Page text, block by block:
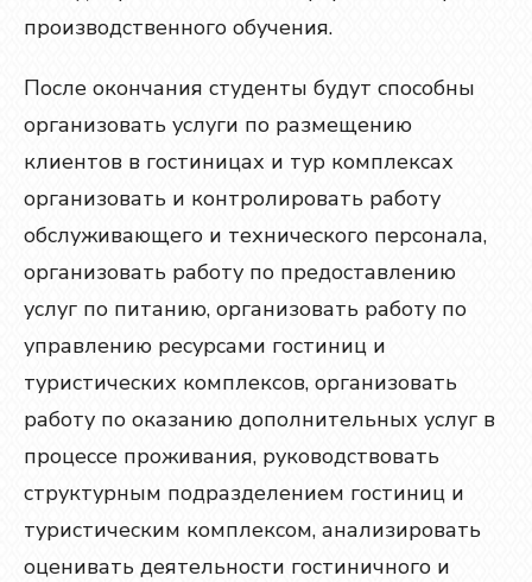
производственного обучения.
После окончания студенты будут способны
организовать услуги по размещению
клиентов в гостиницах и тур комплексах
организовать и контролировать работу
обслуживающего и технического персонала,
организовать работу по предоставлению
услуг по питанию, организовать работу по
управлению ресурсами гостиниц и
туристических комплексов, организовать
работу по оказанию дополнительных услуг в
процессе проживания, руководствовать
структурным подразделением гостиниц и
туристическим комплексом, анализировать
оценивать деятельности гостиничного и